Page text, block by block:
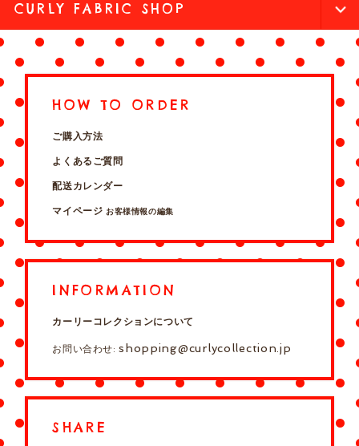
CURLY FABRIC SHOP
HOW TO ORDER
ご購入方法
よくあるご質問
配送カレンダー
マイページ お客様情報の編集
INFORMATION
カーリーコレクションについて
お問い合わせ:shopping@curlycollection.jp
SHARE